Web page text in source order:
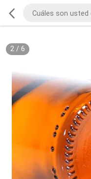
2/ 6